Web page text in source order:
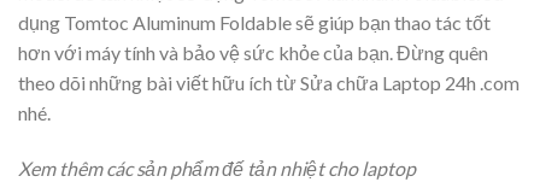
dụng Tomtoc Aluminum Foldable sẽ giúp bạn thao tác tốt
hơn với máy tính và bảo vệ sức khỏe của bạn. Đừng quên
theo dõi những bài viết hữu ích từ Sửa chữa Laptop 24h .com
nhé.
Xem thêm các sản phẩm đế tản nhiệt cho laptop